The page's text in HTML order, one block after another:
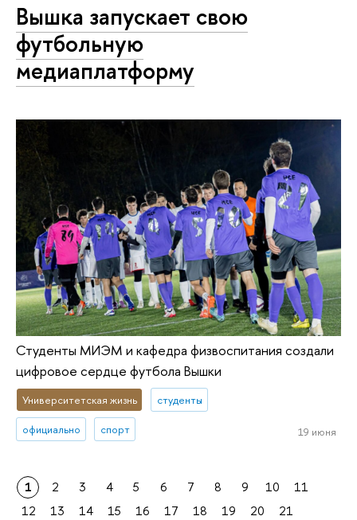
Вышка запускает свою
футбольную
медиаплатформу
Студенты МИЭМ и кафедра физвоспитания создали
цифровое сердце футбола Вышки
Университетская жизнь студенты
официально спорт 19 июня
1 2 3 4 5 6 7 8 9 10
11
12
13 14 15 16 17 18 19 20 21